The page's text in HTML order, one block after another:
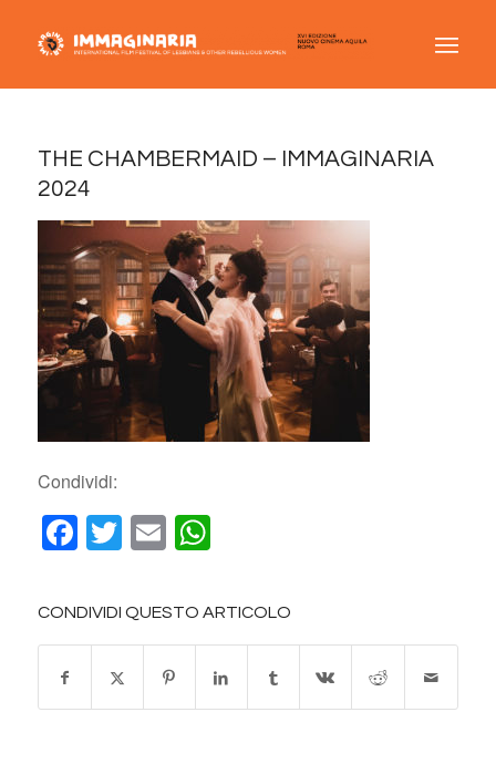
THE CHAMBERMAID – IMMAGINARIA
2024
Condividi:
Facebook
Twitter
EmailWhatsApp
CONDIVIDI QUESTO ARTICOLO